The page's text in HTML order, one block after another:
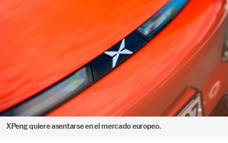
XPeng quiere asentarse en el mercado europeo.